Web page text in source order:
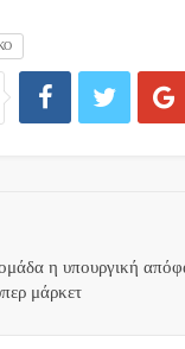
η υπουργική
μάρκετ